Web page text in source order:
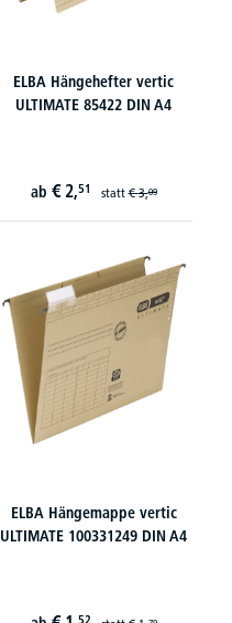
ELBA Hängehefter vertic
ULTIMATE 85422 DIN A4
ab € 2,51 statt€ 3,09
ELBA Hängemappe vertic
ULTIMATE 100331249 DIN A4
52